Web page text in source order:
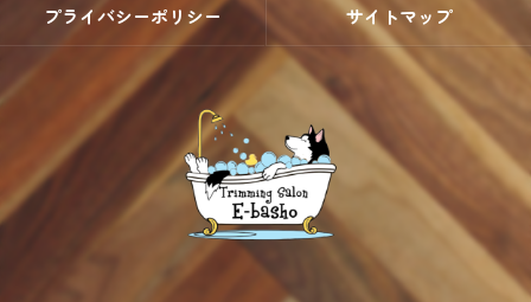
プライバシーポリシー サイトマップ